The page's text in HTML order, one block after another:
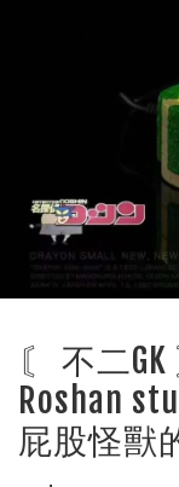
〘 不二
Roshan
屁股怪獸